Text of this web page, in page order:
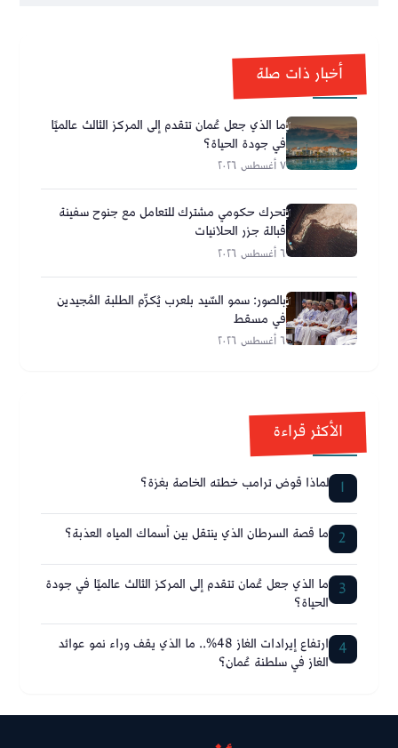
أخبار ذات صلة
ما الذي جعل عُمان تتقدم إلى المركز الثالث عالميًا
في جودة الحياة؟
٧ أغسطس ٢٠٢٦
تحرك حكومي مشترك للتعامل مع جنوح سفينة
قبالة جزر الحلانيات
٦ أغسطس ٢٠٢٦
بالصور: سمو السّيد بلعرب يُكرِّم الطلبة المُجيدين
في مسقط
٦ أغسطس ٢٠٢٦
الأكثر قراءة
1 لماذا قوض ترامب خطته الخاصة بغزة؟
2 ما قصة السرطان الذي ينتقل بين أسماك المياه العذبة؟
3 ما الذي جعل عُمان تتقدم إلى المركز الثالث عالميًا في جودة
الحياة؟
4 ارتفاع إيرادات الغاز 48%.. ما الذي يقف وراء نمو عوائد
الغاز في سلطنة عُمان؟